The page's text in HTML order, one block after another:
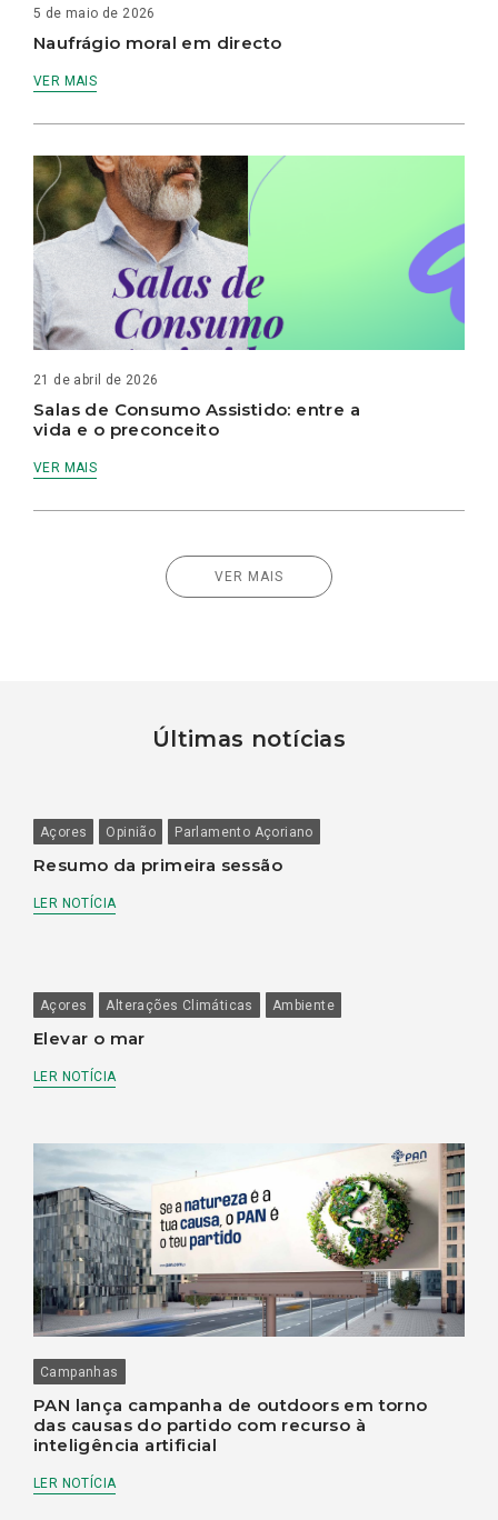
5 de maio de 2026
Naufrágio moral em directo
VER MAIS
21 de abril de 2026
Salas de Consumo Assistido: entre a
vida e o preconceito
VER MAIS
VER MAIS
Últimas notícias
Açores Opinião Parlamento Açoriano
Resumo da primeira sessão
LER NOTÍCIA
Açores Alterações Climáticas Ambiente
Elevar o mar
LER NOTÍCIA
Campanhas
PAN lança campanha de outdoors em torno
das causas do partido com recurso à
inteligência artificial
LER NOTÍCIA